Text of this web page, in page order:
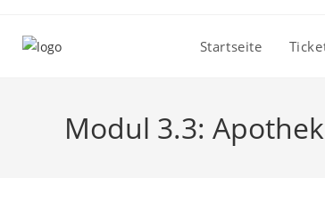
Inhalt
springen
Startseite
Modul 3.3: